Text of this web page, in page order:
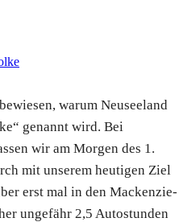
warum Neuseeland
genannt wird. Bei
wir am Morgen des 1.
mit unserem heutigen Ziel
erst mal in den Mackenzie-
ungefähr 2,5 Autostunden